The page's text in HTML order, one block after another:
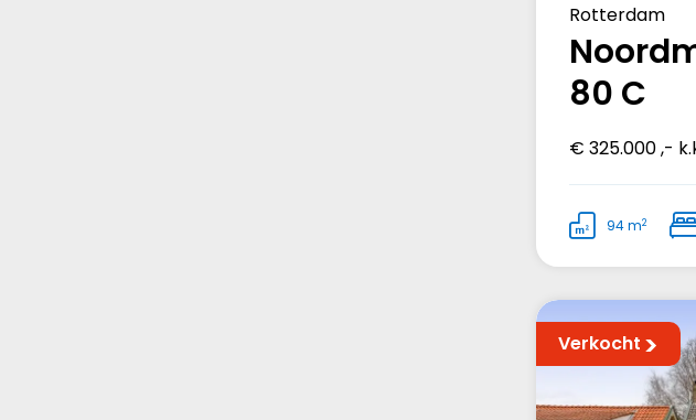
Rotterdam
80 C
€ 325.000 ,-
94 m2
Verkocht